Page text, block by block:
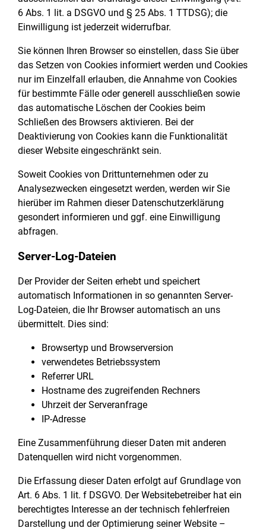
6 Abs. 1 lit. a DSGVO und § 25 Abs. 1 TTDSG); die
Einwilligung ist jederzeit widerrufbar.
Sie können Ihren Browser so einstellen, dass Sie über
das Setzen von Cookies informiert werden und Cookies
nur im Einzelfall erlauben, die Annahme von Cookies
für bestimmte Fälle oder generell ausschließen sowie
das automatische Löschen der Cookies beim
Schließen des Browsers aktivieren. Bei der
Deaktivierung von Cookies kann die Funktionalität
dieser Website eingeschränkt sein.
Soweit Cookies von Drittunternehmen oder zu
Analysezwecken eingesetzt werden, werden wir Sie
hierüber im Rahmen dieser Datenschutzerklärung
gesondert informieren und ggf. eine Einwilligung
abfragen.
Server-Log-Dateien
Der Provider der Seiten erhebt und speichert
automatisch Informationen in so genannten Server-
Log-Dateien, die Ihr Browser automatisch an uns
übermittelt. Dies sind:
Browsertyp und Browserversion
verwendetes Betriebssystem
Referrer URL
Hostname des zugreifenden Rechners
Uhrzeit der Serveranfrage
IP-Adresse
Eine Zusammenführung dieser Daten mit anderen
Datenquellen wird nicht vorgenommen.
Die Erfassung dieser Daten erfolgt auf Grundlage von
Art. 6 Abs. 1 lit. f DSGVO. Der Websitebetreiber hat ein
berechtigtes Interesse an der technisch fehlerfreien
Darstellung und der Optimierung seiner Website –